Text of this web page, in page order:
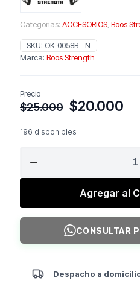
Categorías: ACCESORIOS, Boos
SKU: OK-0058B - N
Marca: Boos Strength
Precio
$25.000 El
original
$20.000
196 disponibles
STRENGTH
Blaster)
Negro
Agregar al
CONSULTAR
Despacho a